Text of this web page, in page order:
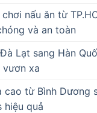
nấu ăn từ
và an toàn
Lạt sang Hàn
vươn xa
cao từ Bình Dương
hiệu quả